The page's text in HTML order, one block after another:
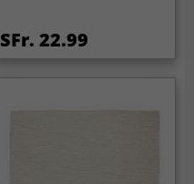
SFr. 22.99